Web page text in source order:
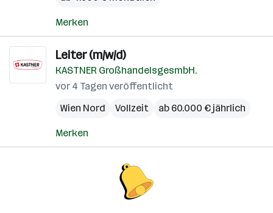
Merken
Leiter (m/w/d)
KASTNER GroßhandelsgesmbH.
vor 4 Tagen veröffentlicht
Wien Nord
Vollzeit ab 60.000 € jährlich
Merken